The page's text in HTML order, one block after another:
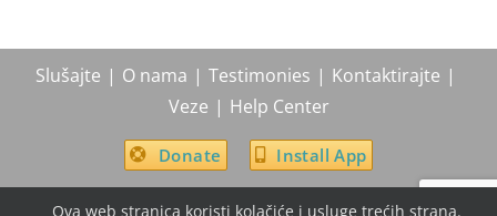
Slušajte O nama Testimonies
Kontaktirajte
Veze
Help Center
Donate Install App
Ova web stranica koristi kolačiće i usluge trećih strana.